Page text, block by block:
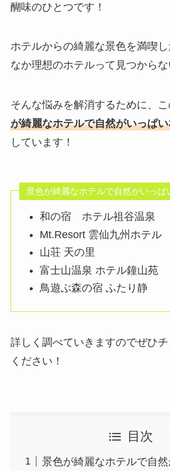
醐味のひとつです！
ホテルからの綺麗な景色を満喫
なか理想のホテルって見つからな
そんな悩みを解消するために、
が綺麗なホテルで自然がいっぱ
しています！
景色が綺麗なホテルで自然がいっぱ
和の宿 ホテル祖谷温泉
Mt.Resort 雲仙九州ホテル
山荘 天の里
富士山温泉 ホテル鐘山苑
鳥遊ぶ森の宿 ふたり静
詳しく調べていきますのでぜひ
ください！
目次
景色が綺麗なホテルで自